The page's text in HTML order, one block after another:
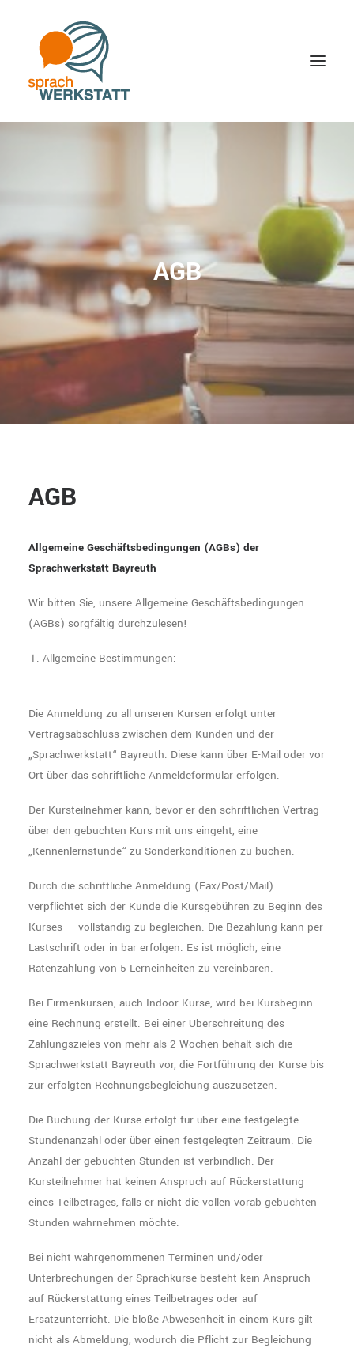
PREISE
ÜBER UNS
JOBS
KONTAKT
EINSTUFUNG
AGB
AGB
Allgemeine Geschäftsbedingungen (AGBs) der
Sprachwerkstatt Bayreuth
Wir bitten Sie, unsere Allgemeine Geschäftsbedingungen
(AGBs) sorgfältig durchzulesen!
Allgemeine Bestimmungen:
Die Anmeldung zu all unseren Kursen erfolgt unter
Vertragsabschluss zwischen dem Kunden und der
„Sprachwerkstatt“ Bayreuth. Diese kann über E-Mail oder vor
Ort über das schriftliche Anmeldeformular erfolgen.
Der Kursteilnehmer kann, bevor er den schriftlichen Vertrag
über den gebuchten Kurs mit uns eingeht, eine
„Kennenlernstunde“ zu Sonderkonditionen zu buchen.
Durch die schriftliche Anmeldung (Fax/Post/Mail)
verpflichtet sich der Kunde die Kursgebühren zu Beginn des
Kurses vollständig zu begleichen. Die Bezahlung kann per
Lastschrift oder in bar erfolgen. Es ist möglich, eine
Ratenzahlung von 5 Lerneinheiten zu vereinbaren.
Bei Firmenkursen, auch Indoor-Kurse, wird bei Kursbeginn
eine Rechnung erstellt. Bei einer Überschreitung des
Zahlungszieles von mehr als 2 Wochen behält sich die
Sprachwerkstatt Bayreuth vor, die Fortführung der Kurse bis
zur erfolgten Rechnungsbegleichung auszusetzen.
Die Buchung der Kurse erfolgt für über eine festgelegte
Stundenanzahl oder über einen festgelegten Zeitraum. Die
Anzahl der gebuchten Stunden ist verbindlich. Der
Kursteilnehmer hat keinen Anspruch auf Rückerstattung
eines Teilbetrages, falls er nicht die vollen vorab gebuchten
Stunden wahrnehmen möchte.
Bei nicht wahrgenommenen Terminen und/oder
Unterbrechungen der Sprachkurse besteht kein Anspruch
auf Rückerstattung eines Teilbetrages oder auf
Ersatzunterricht. Die bloße Abwesenheit in einem Kurs gilt
nicht als Abmeldung, wodurch die Pflicht zur Begleichung